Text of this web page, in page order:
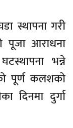
स्थापना गरी
पूजा आराधना
भन्ने
पूर्ण कलशको
दिनमा दुर्गा